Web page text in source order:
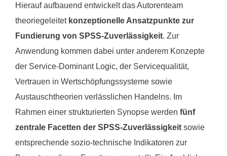
Hierauf aufbauend entwickelt das Autorenteam
theoriegeleitet konzeptionelle Ansatzpunkte zur
Fundierung von SPSS-Zuverlässigkeit. Zur
Anwendung kommen dabei unter anderem Konzepte
der Service-Dominant Logic, der Servicequalität,
Vertrauen in Wertschöpfungssysteme sowie
Austauschtheorien verlässlichen Handelns. Im
Rahmen einer strukturierten Synopse werden fünf
zentrale Facetten der SPSS-Zuverlässigkeitsowie
entsprechende sozio-technische Indikatoren zur